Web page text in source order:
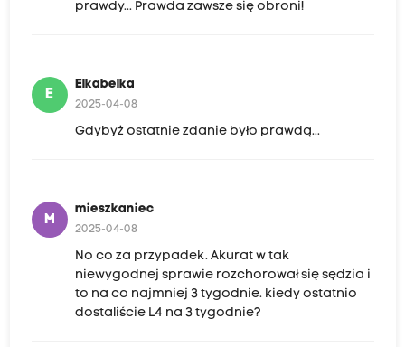
prawdy... Prawda zawsze się obroni!
E
Elkabelka
2025-04-08
Gdybyż ostatnie zdanie było prawdą...
M
mieszkaniec
2025-04-08
No co za przypadek. Akurat w tak
niewygodnej sprawie rozchorował się sędzia i
to na co najmniej 3 tygodnie. kiedy ostatnio
dostaliście L4 na 3 tygodnie?